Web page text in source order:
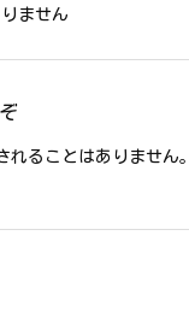
ません
れることはありません。